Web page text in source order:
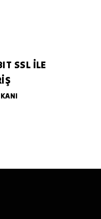
SSL İLE